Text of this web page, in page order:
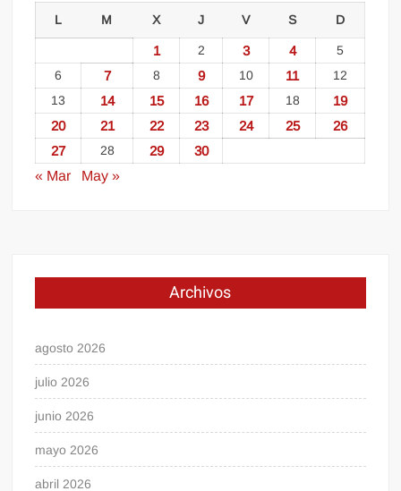
L M X J V S D
1 2 3 4
5
6
7 8 9 10 11
12
13
14 15 16 17 18
19
20
21 22 23 24 25
26
27
28 29
30
« Mar
May »
Archivos
agosto 2026
julio 2026
junio 2026
mayo 2026
abril 2026